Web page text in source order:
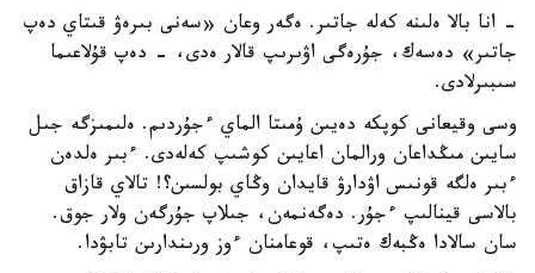
- انا بالا ەلىنە كەلە جاتىر. ەگەر وعان «سەنى بىرەۋ قىتاي دەپ
جاتىر» دەسەك، جۇرەگى اۋىرىپ قالار ەدى، - دەپ قۇلاعىما
سىبىرلادى.
وسى وقيعانى كوپكە دەيىن ۇمىتا الماي ءجۇردىم. ەلىمىزگە جىل
سايىن مىڭداعان ورالمان اعايىن كوشىپ كەلەدى. ءبىر ەلدەن
ءبىر ەلگە قونىس اۋدارۋ قايدان وڭاي بولسىن؟! تالاي قازاق
بالاسى قينالىپ ءجۇر. دەگەنمەن، جىلاپ جۇرگەن ولار جوق.
سان سالادا ەڭبەك ەتىپ، قوعامنان ءوز ورىندارىن تابۋدا.